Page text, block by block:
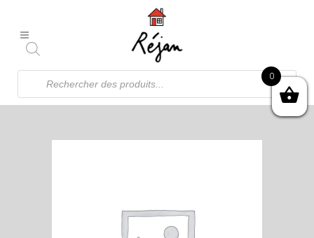
Recherche
produits
0